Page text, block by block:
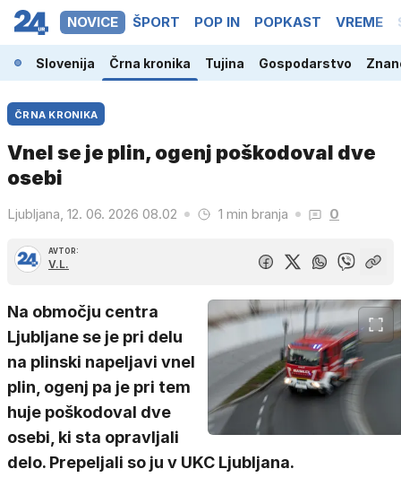
NOVICE ŠPORT POP IN POPKAST VREME
Slovenija Črna kronika Tujina Gospodarstvo
ČRNA KRONIKA
Vnel se je plin, ogenj poškodoval dve
osebi
Ljubljana, 12. 06. 2026 08.02 1 min branja 0
AVTOR:
V.L.
Na območju centra
Ljubljane se je pri delu
na plinski napeljavi vnel
plin, ogenj pa je pri tem
huje poškodoval dve
osebi, ki sta opravljali
delo. Prepeljali so ju v UKC Ljubljana.